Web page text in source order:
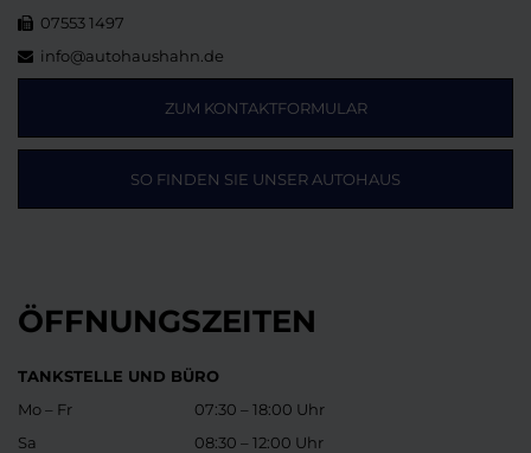
07553 1497
info@autohaushahn.de
ZUM KONTAKTFORMULAR
SO FINDEN SIE UNSER AUTOHAUS
ÖFFNUNGSZEITEN
TANKSTELLE UND BÜRO
Mo – Fr
Sa
07:30 – 18:00 Uhr
08:30 – 12:00 Uhr